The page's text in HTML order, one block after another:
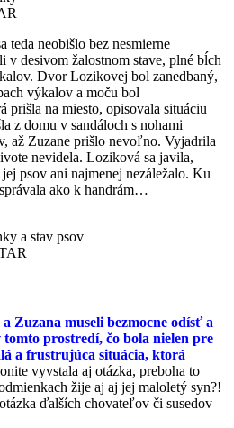
teda neobišlo bez nesmierne
v desivom žalostnom stave, plné bĺch
Dvor Lozikovej bol zanedbaný,
výkalov a moču bol
prišla na miesto, opisovala situáciu
z domu v sandáloch s nohami
až Zuzane prišlo nevoľno. Vyjadrila
nevidela. Loziková sa javila,
psov ani najmenej nezáležalo. Ku
ako k handrám…
a stav psov
Zuzana museli bezmocne odísť a
prostredí, čo bola nielen pre
a frustrujúca situácia, ktorá
vyvstala aj otázka, preboha to
žije aj aj jej maloletý syn?!
ďalších chovateľov či susedov